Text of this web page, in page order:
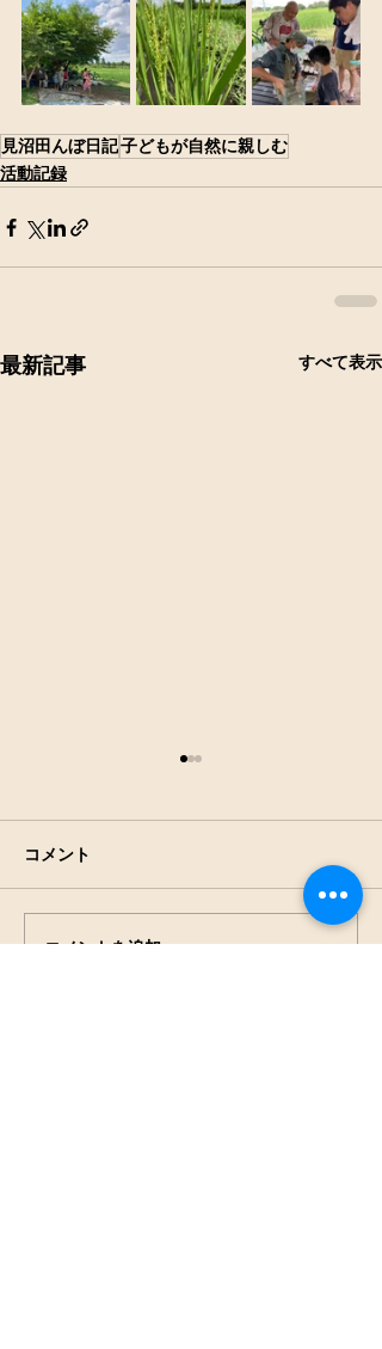
見沼田んぼ日記子どもが自然に親しむ
活動記録
最新記事 すべて表示
コメント
コメントを追加…